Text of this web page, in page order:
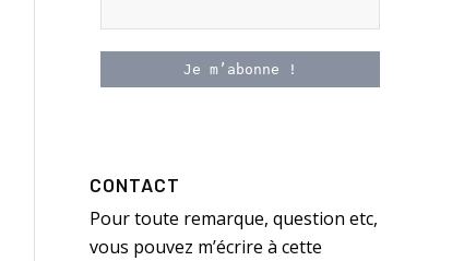
CONTACT
Pour toute remarque, question etc,
vous pouvez m’écrire à cette